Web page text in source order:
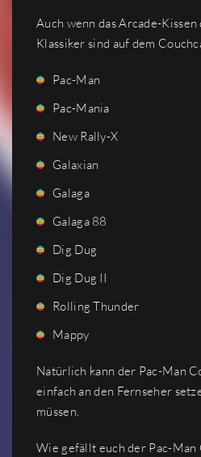
Auch wenn das Arcade-
Klassiker sind auf dem
Pac-Man
Pac-Mania
New Rally-X
Galaxian
Galaga
Galaga 88
Dig Dug
Dig Dug II
Rolling Thunder
Mappy
Natürlich kann der Pac-Man
einfach an den Fernseher
müssen.
Wie gefällt euch der Pac-Man